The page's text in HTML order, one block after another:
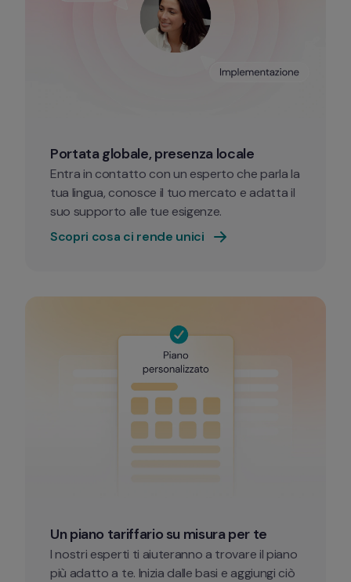
Portata globale, presenza locale
Entra in contatto con un esperto che parla la
tua lingua, conosce il tuo mercato e adatta il
suo supporto alle tue esigenze.
Scopri cosa ci rende unici
Un piano tariffario su misura per te
I nostri esperti ti aiuteranno a trovare il piano
più adatto a te. Inizia dalle basi e aggiungi ciò